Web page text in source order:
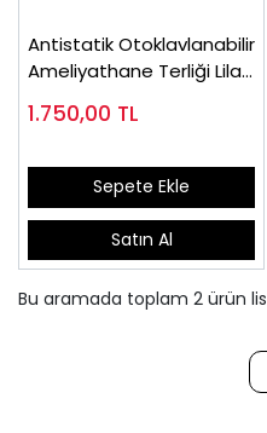
Antistatik Otoklavlanabilir
Ameliyathane Terliği Lila
1.750,00 TL
Sepete Ekle
Satın Al
Bu aramada toplam 2 ürün